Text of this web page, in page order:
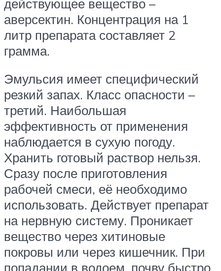
действующее вещество –
аверсектин. Концентрация на 1
литр препарата составляет 2
грамма.
Эмульсия имеет специфический
резкий запах. Класс опасности –
третий. Наибольшая
эффективность от применения
наблюдается в сухую погоду.
Хранить готовый раствор нельзя.
Сразу после приготовления
рабочей смеси, её необходимо
использовать. Действует препарат
на нервную систему. Проникает
вещество через хитиновые
покровы или через кишечник. При
попадании в водоем, почву быстро